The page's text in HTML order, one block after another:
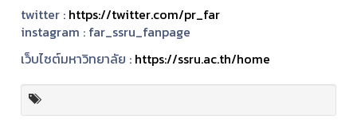
twitter : https://twitter.com/pr_far
instagram : far_ssru_fanpage
เว็บไซต์มหาวิทยาลัย : https://ssru.ac.th/home